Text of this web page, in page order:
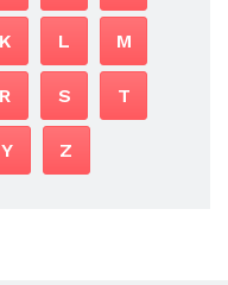
K L M
R S T
Y Z